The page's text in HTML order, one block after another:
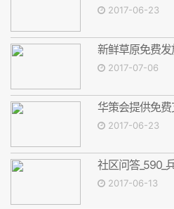
2017-06-23
新鲜草原免费
2017-07-06
华策会提供免
2017-06-23
社区问答_590_
2017-06-13